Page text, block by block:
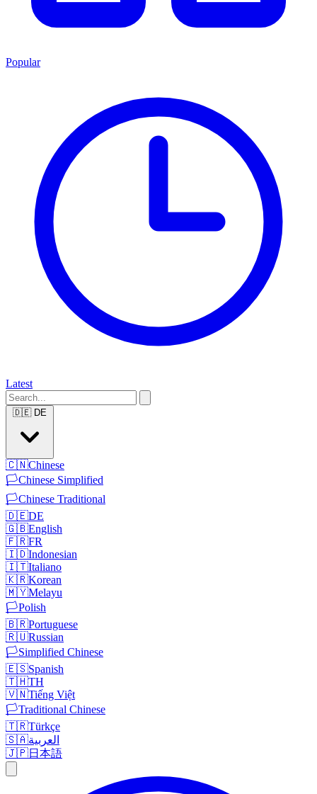
Popular
Latest
🇩🇪 DE
🇨🇳Chinese
🏳️Chinese Simplified
🏳️Chinese Traditional
🇩🇪DE
🇬🇧English
🇫🇷FR
🇮🇩Indonesian
🇮🇹Italiano
🇰🇷Korean
🇲🇾Melayu
🏳️Polish
🇧🇷Portuguese
🇷🇺Russian
🏳️Simplified Chinese
🇪🇸Spanish
🇹🇭TH
🇻🇳Tiếng Việt
🏳️Traditional Chinese
🇹🇷Türkçe
🇸🇦العربية
🇯🇵日本語